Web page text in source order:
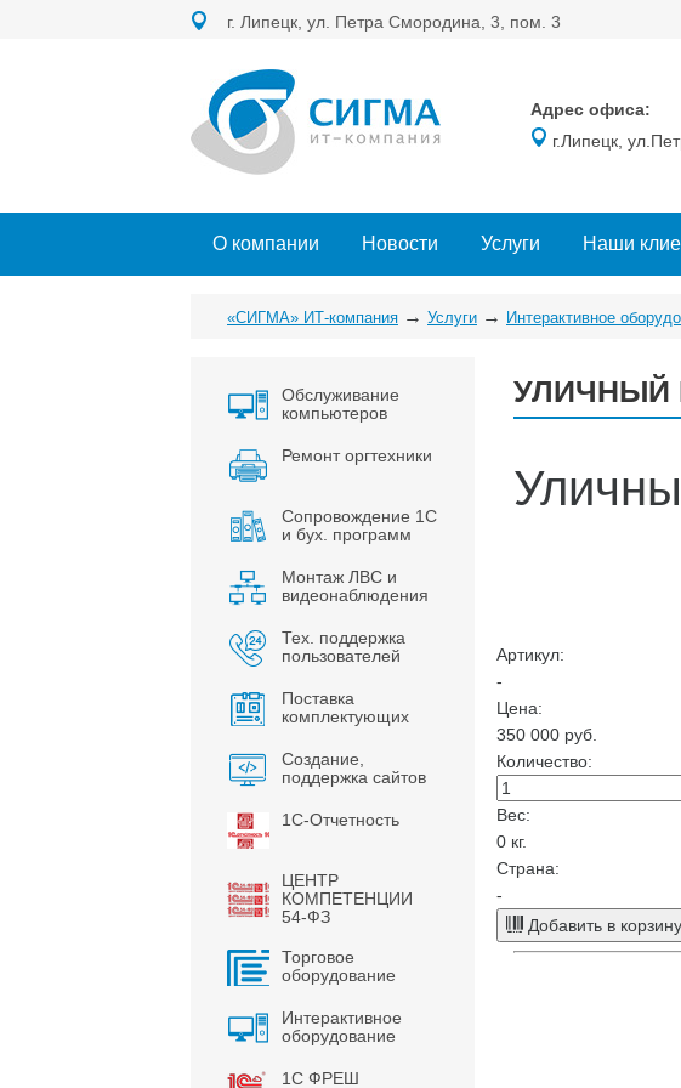
г. Липецк, ул. Петра Смородина, 3, пом. 3
Адрес офиса:
г.Липецк,
О компании Новости Услуги Наши
«СИГМА» ИТ-компания → Услуги → Интерактивное
Обслуживание
компьютеров
Ремонт оргтехники
Сопровождение 1С
и бух. программ
Монтаж ЛВС и
видеонаблюдения
Тех. поддержка
пользователей
Поставка
комплектующих
Создание,
поддержка сайтов
1С-Отчетность
ЦЕНТР
КОМПЕТЕНЦИИ
54-ФЗ
Торговое
оборудование
Интерактивное
оборудование
1С ФРЕШ
УЛИЧНЫЙ
Артикул:
-
Цена:
350 000руб.
Количество:
Вес:
0кг.
Страна:
-
Добавить в корзину